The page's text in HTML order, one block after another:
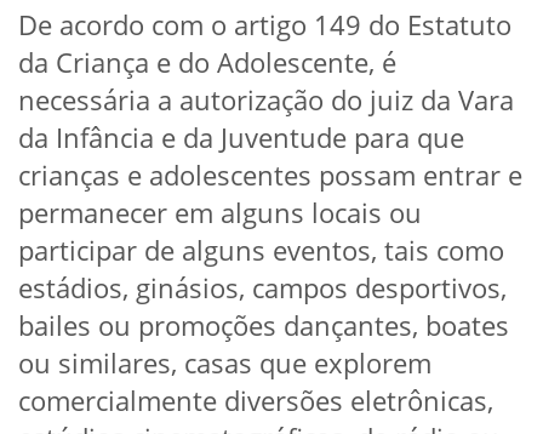
De acordo com o artigo 149 do Estatuto
da Criança e do Adolescente, é
necessária a autorização do juiz da Vara
da Infância e da Juventude para que
crianças e adolescentes possam entrar e
permanecer em alguns locais ou
participar de alguns eventos, tais como
estádios, ginásios, campos desportivos,
bailes ou promoções dançantes, boates
ou similares, casas que explorem
comercialmente diversões eletrônicas,